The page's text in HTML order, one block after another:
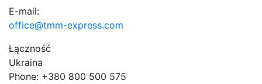
E-mail:
office@tmm-express.com
Łączność
Ukraina
Phone: +380 800 500 575